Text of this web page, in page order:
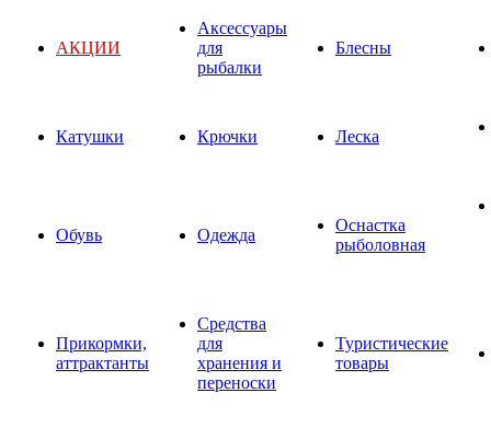
АКЦИИ
Аксессуары
для
рыбалки
Блесны
Катушки Крючки Леска
Обувь Одежда
Оснастка
рыболовная
Прикормки,
аттрактанты
Средства
для
хранения и
переноски
Туристические
товары